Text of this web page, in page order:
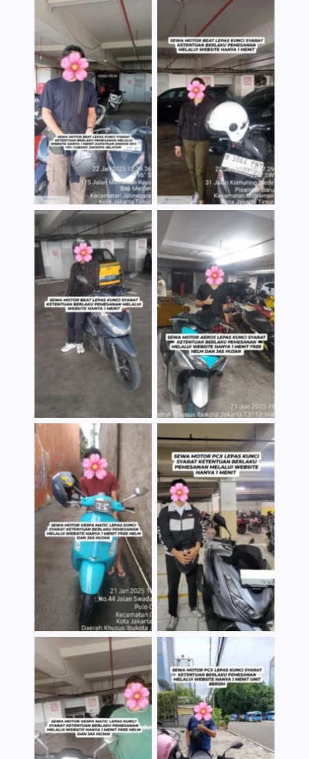
TNo Caption TNo Caption
TNo Caption TNo Caption
TNo Caption TNo Caption
TNo Caption TNo Caption